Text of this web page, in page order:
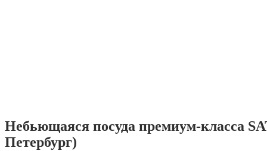
Небьющаяся посуда премиум-класса
Петербург)